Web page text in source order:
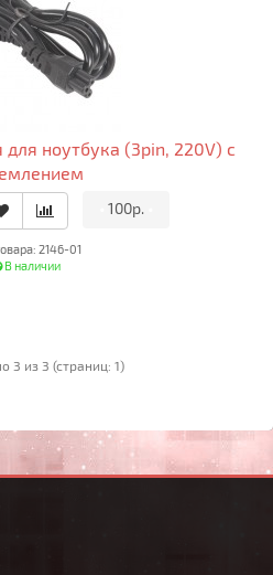
ноутбука (3pin, 220V) с
100р.
2146-01
В наличии
3 из 3 (страниц: 1)